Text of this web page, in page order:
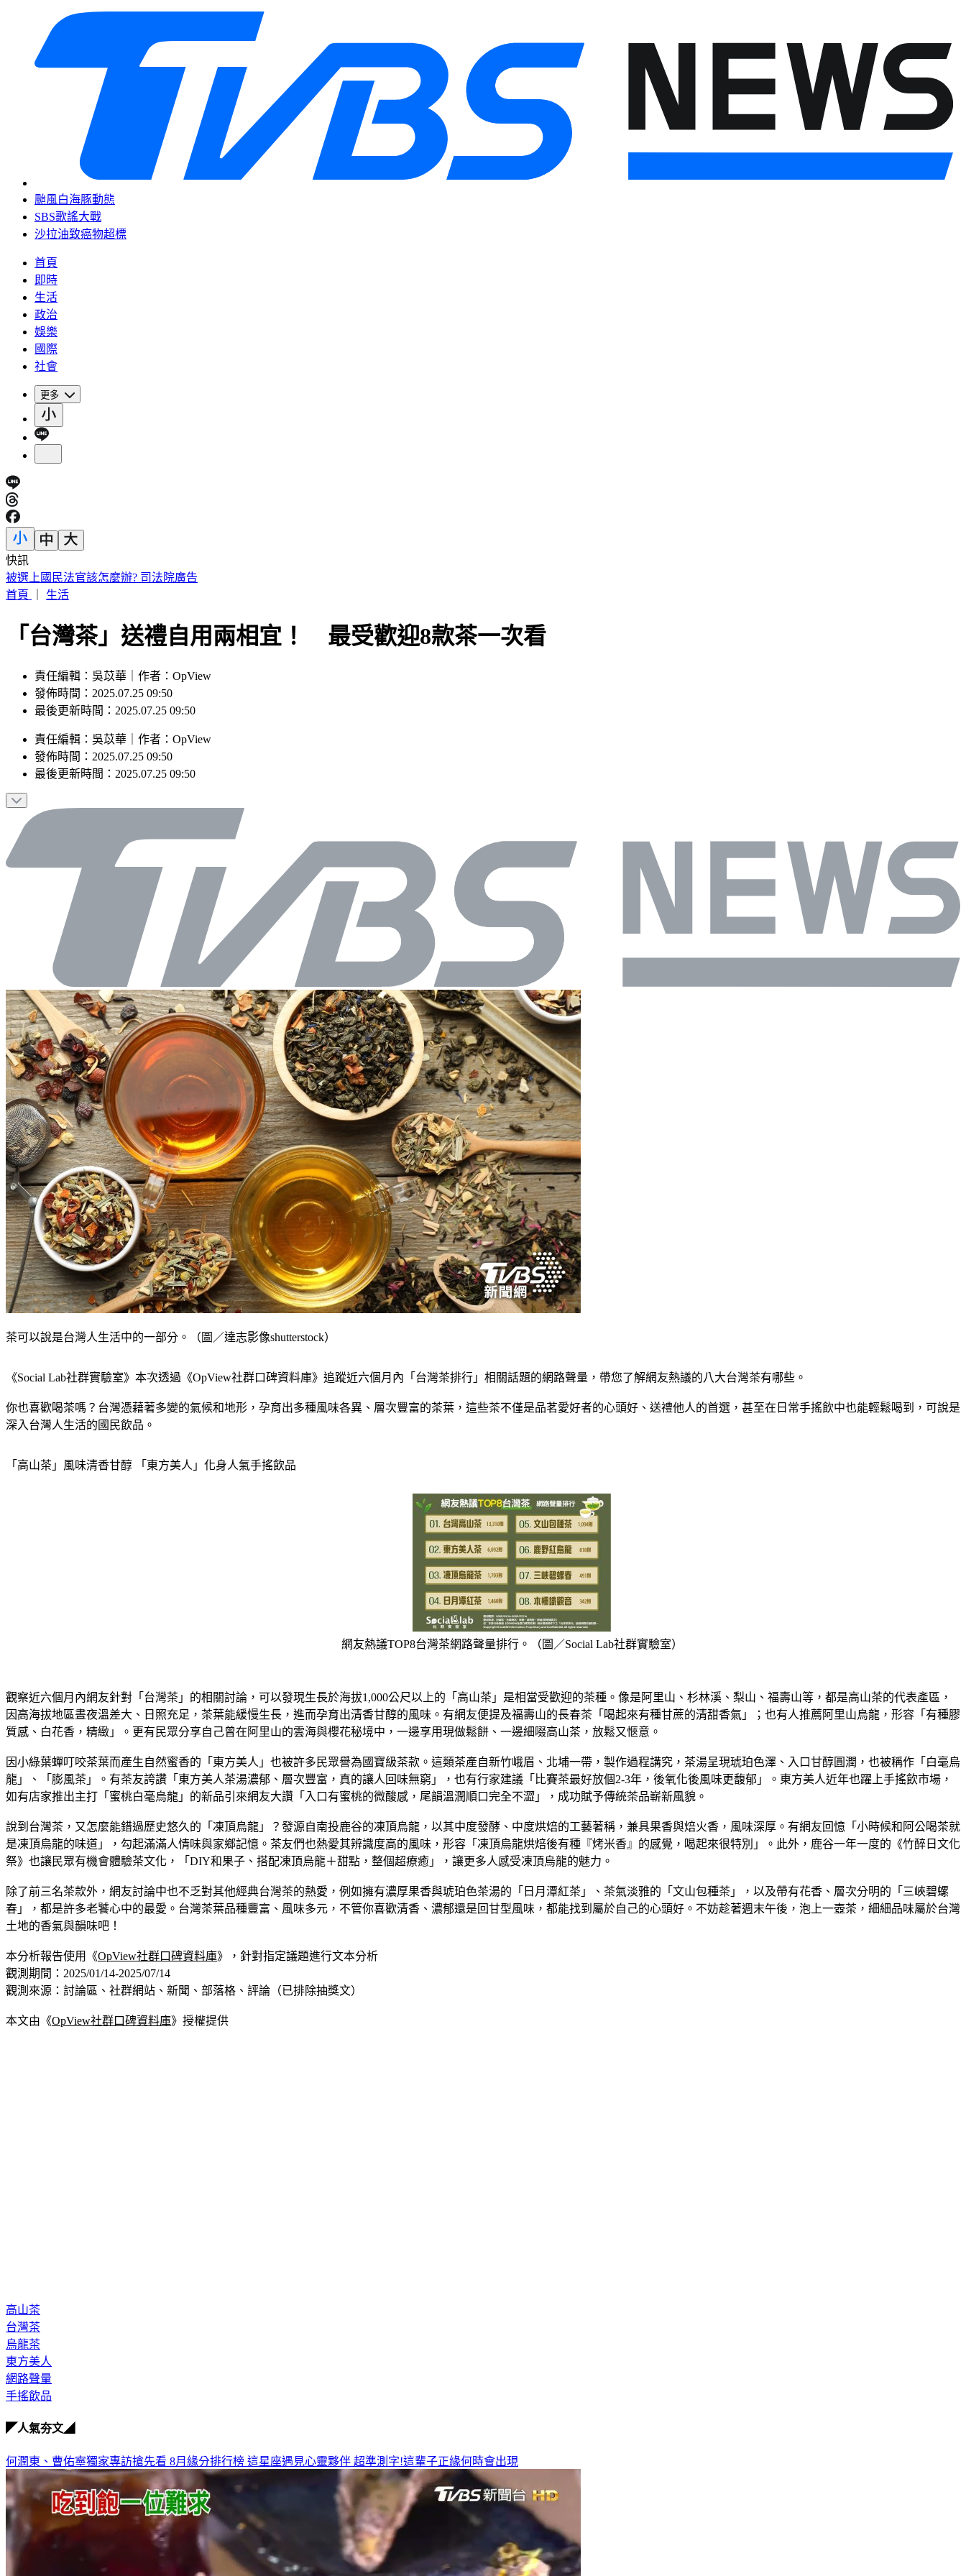
颱風白海豚動態
SBS歌謠大戰
沙拉油致癌物超標
首頁
即時
生活
政治
娛樂
國際
社會
更多
快訊
被選上國民法官該怎麼辦? 司法院廣告
首頁
生活
「台灣茶」送禮自用兩相宜！ 最受歡迎8款茶一次看
責任編輯：吳苡華｜作者：OpView
發佈時間：2025.07.25 09:50
最後更新時間：2025.07.25 09:50
責任編輯 ： 吳苡華 作者 ： OpView
發佈時間： 2025.07.25 09:50
最後更新時間： 2025.07.25 09:50
茶可以說是台灣人生活中的一部分。（圖／達志影像shutterstock）
《Social Lab社群實驗室》本次透過《OpView社群口碑資料庫》追蹤近六個月內「台灣茶排行」相關話題的網路聲量，帶您了解網友熱議的八大台灣茶有哪些。
你也喜歡喝茶嗎？台灣憑藉著多變的氣候和地形，孕育出多種風味各異、層次豐富的茶葉，這些茶不僅是品茗愛好者的心頭好、送禮他人的首選，甚至在日常手搖飲中也能輕鬆喝到，可說是
深入台灣人生活的國民飲品。
「高山茶」風味清香甘醇 「東方美人」化身人氣手搖飲品
網友熱議TOP8台灣茶網路聲量排行。（圖／Social Lab社群實驗室）
觀察近六個月內網友針對「台灣茶」的相關討論，可以發現生長於海拔1,000公尺以上的「高山茶」是相當受歡迎的茶種。像是阿里山、杉林溪、梨山、福壽山等，都是高山茶的代表產區，
因高海拔地區晝夜溫差大、日照充足，茶葉能緩慢生長，進而孕育出清香甘醇的風味。有網友便提及福壽山的長春茶「喝起來有種甘蔗的清甜香氣」；也有人推薦阿里山烏龍，形容「有種膠
質感、白花香，精緻」。更有民眾分享自己曾在阿里山的雲海與櫻花秘境中，一邊享用現做鬆餅、一邊細啜高山茶，放鬆又愜意。
因小綠葉蟬叮咬茶葉而產生自然蜜香的「東方美人」也被許多民眾譽為國寶級茶款。這類茶產自新竹峨眉、北埔一帶，製作過程講究，茶湯呈現琥珀色澤、入口甘醇圓潤，也被稱作「白毫烏
龍」、「膨風茶」。有茶友誇讚「東方美人茶湯濃郁、層次豐富，真的讓人回味無窮」，也有行家建議「比賽茶最好放個2-3年，後氧化後風味更馥郁」。東方美人近年也躍上手搖飲市場，
如有店家推出主打「蜜桃白毫烏龍」的新品引來網友大讚「入口有蜜桃的微酸感，尾韻溫潤順口完全不澀」，成功賦予傳統茶品嶄新風貌。
說到台灣茶，又怎麼能錯過歷史悠久的「凍頂烏龍」？發源自南投鹿谷的凍頂烏龍，以其中度發酵、中度烘焙的工藝著稱，兼具果香與焙火香，風味深厚。有網友回憶「小時候和阿公喝茶就
是凍頂烏龍的味道」，勾起滿滿人情味與家鄉記憶。茶友們也熱愛其辨識度高的風味，形容「凍頂烏龍烘焙後有種『烤米香』的感覺，喝起來很特別」。此外，鹿谷一年一度的《竹醉日文化
祭》也讓民眾有機會體驗茶文化，「DIY和果子、搭配凍頂烏龍＋甜點，整個超療癒」，讓更多人感受凍頂烏龍的魅力。
除了前三名茶款外，網友討論中也不乏對其他經典台灣茶的熱愛，例如擁有濃厚果香與琥珀色茶湯的「日月潭紅茶」、茶氣淡雅的「文山包種茶」，以及帶有花香、層次分明的「三峽碧螺
春」，都是許多老饕心中的最愛。台灣茶葉品種豐富、風味多元，不管你喜歡清香、濃郁還是回甘型風味，都能找到屬於自己的心頭好。不妨趁著週末午後，泡上一壺茶，細細品味屬於台灣
土地的香氣與韻味吧！
本分析報告使用《OpView社群口碑資料庫》，針對指定議題進行文本分析
觀測期間：2025/01/14-2025/07/14
觀測來源：討論區、社群網站、新聞、部落格、評論（已排除抽獎文）
本文由《OpView社群口碑資料庫》授權提供
高山茶
台灣茶
烏龍茶
東方美人
網路聲量
手搖飲品
◤人氣夯文◢
何潤東、曹佑寧獨家專訪搶先看 8月緣分排行榜 這星座遇見心靈夥伴 超準測字!這輩子正緣何時會出現